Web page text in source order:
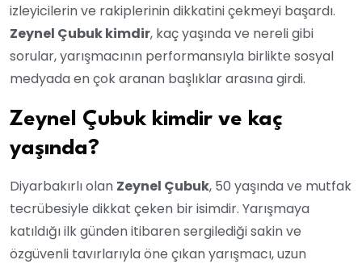
izleyicilerin ve rakiplerinin dikkatini çekmeyi başardı.
Zeynel Çubuk kimdir, kaç yaşında ve nereli gibi
sorular, yarışmacının performansıyla birlikte sosyal
medyada en çok aranan başlıklar arasına girdi.
Zeynel Çubuk kimdir ve kaç
yaşında?
Diyarbakırlı olan Zeynel Çubuk, 50 yaşında ve mutfak
tecrübesiyle dikkat çeken bir isimdir. Yarışmaya
katıldığı ilk günden itibaren sergilediği sakin ve
özgüvenli tavırlarıyla öne çıkan yarışmacı, uzun